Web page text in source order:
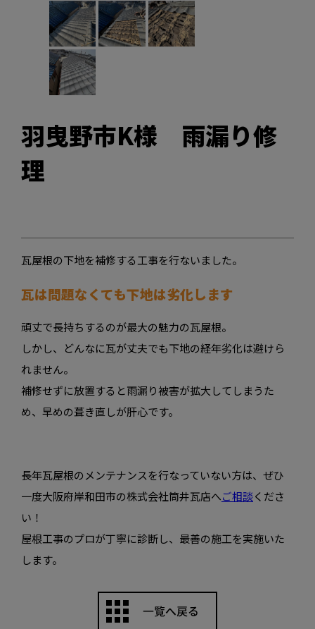
羽曳野市K様 雨漏り修
理
瓦屋根の下地を補修する工事を行ないました。
瓦は問題なくても下地は劣化します
頑丈で長持ちするのが最大の魅力の瓦屋根。
しかし、どんなに瓦が丈夫でも下地の経年劣化は避けら
れません。
補修せずに放置すると雨漏り被害が拡大してしまうた
め、早めの葺き直しが肝心です。
長年瓦屋根のメンテナンスを行なっていない方は、ぜひ
一度大阪府岸和田市の株式会社筒井瓦店へご相談くださ
い！
屋根工事のプロが丁寧に診断し、最善の施工を実施いた
します。